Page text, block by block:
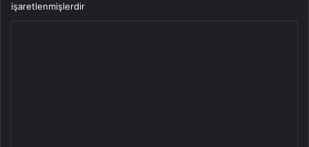
işaretlenmişlerdir